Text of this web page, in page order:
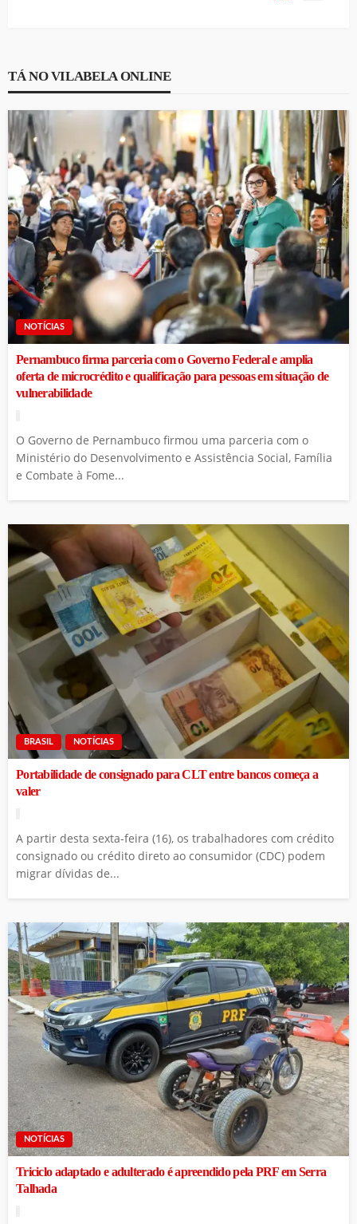
TÁ NO VILABELA ONLINE
NOTÍCIAS
Pernambuco firma parceria com o Governo Federal e amplia
oferta de microcrédito e qualificação para pessoas em situação de
vulnerabilidade
O Governo de Pernambuco firmou uma parceria com o
Ministério do Desenvolvimento e Assistência Social, Família
e Combate à Fome...
BRASIL NOTÍCIAS
Portabilidade de consignado para CLT entre bancos começa a
valer
A partir desta sexta-feira (16), os trabalhadores com crédito
consignado ou crédito direto ao consumidor (CDC) podem
migrar dívidas de...
NOTÍCIAS
Triciclo adaptado e adulterado é apreendido pela PRF em Serra
Talhada